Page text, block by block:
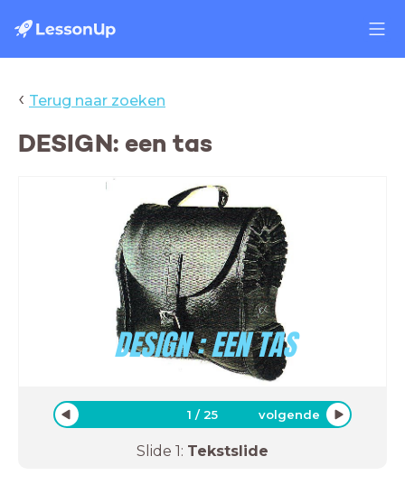
‹ Terug naar zoeken
DESIGN: een tas
DESIGN : EEN TAS
1 /25 volgende
Slide 1: Tekstslide